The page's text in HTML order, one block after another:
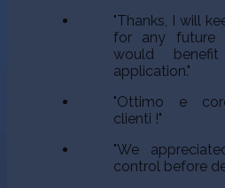
"Thanks, I will
for any future
would
application."
"Ottimo e
clienti !"
"We
control before